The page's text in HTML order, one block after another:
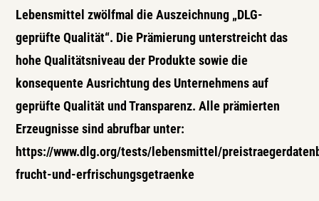
Lebensmittel zwölfmal die Auszeichnung „DLG-
geprüfte Qualität“. Die Prämierung unterstreicht das
hohe Qualitätsniveau der Produkte sowie die
konsequente Ausrichtung des Unternehmens auf
geprüfte Qualität und Transparenz. Alle prämierten
Erzeugnisse sind abrufbar unter:
https://www.dlg.org/tests/lebensmittel/
frucht-und-erfrischungsgetraenke